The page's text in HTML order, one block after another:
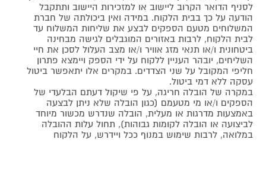
לסניף הדואר הקרוב ליישוב או למזכירות היישוב ותתקבל
הודעה על כך בבית הלקוח. במידה ואין ביכולתה של חברת
המשלוחים מטעם הספקים לבצע את שליחות המשלוח עד
לבית הלקוח, לרבות באזורים המוגבלים לגישה מבחינה
ביטחונית ו/או תנאי מזג אוויר ו/או מצב העלול לסכן את חיי
השליחים, יובהר העניין ללקוח על ידי הספק ויימצא פתרון
חליפי המקובל על שני הצדדים. במקרים אלו יתאפשר ביטול
עסקה ללא דמי ביטול.
במקרה של הובלה חריגה, על פי שיקול דעתם הבלעדי של
הספקים ו/או מי מטעמם (כגון הובלה שלא ניתן לבצעה
באמצעות מדרגות או מעלית, הובלה שנדרש מכשור מיוחד
לביצועה או הובלה לקומות גבוהות), תחול עלות ההובלה
במלואה, לרבות שימוש במנוף ככל ויידרש, על הלקוח